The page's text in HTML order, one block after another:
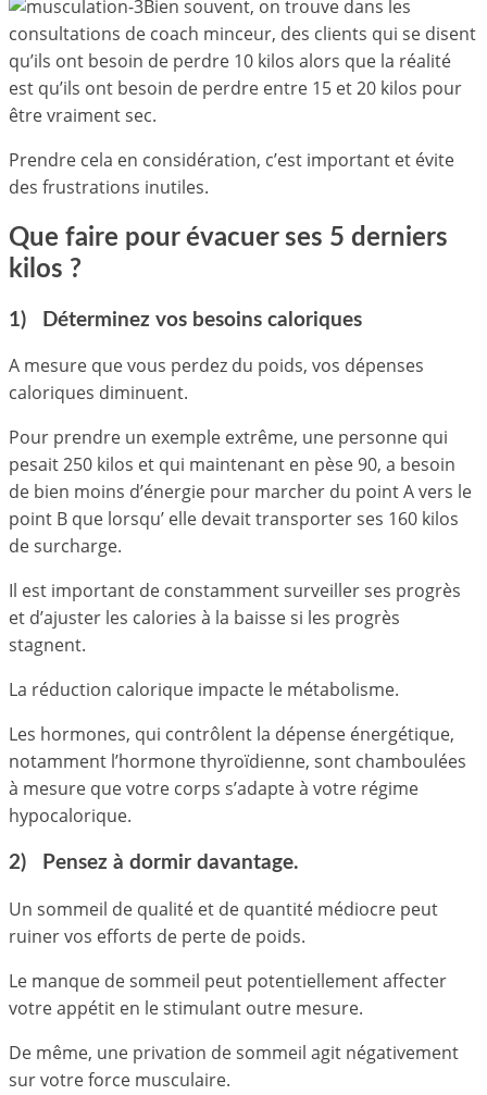
Bien souvent, on trouve dans les
consultations de coach minceur, des clients qui se disent
qu’ils ont besoin de perdre 10 kilos alors que la réalité
est qu’ils ont besoin de perdre entre 15 et 20 kilos pour
être vraiment sec.
Prendre cela en considération, c’est important et évite
des frustrations inutiles.
Que faire pour évacuer ses 5 derniers
kilos ?
1) Déterminez vos besoins caloriques
A mesure que vous perdez du poids, vos dépenses
caloriques diminuent.
Pour prendre un exemple extrême, une personne qui
pesait 250 kilos et qui maintenant en pèse 90, a besoin
de bien moins d’énergie pour marcher du point A vers le
point B que lorsqu’ elle devait transporter ses 160 kilos
de surcharge.
Il est important de constamment surveiller ses progrès
et d’ajuster les calories à la baisse si les progrès
stagnent.
La réduction calorique impacte le métabolisme.
Les hormones, qui contrôlent la dépense énergétique,
notamment l’hormone thyroïdienne, sont chamboulées
à mesure que votre corps s’adapte à votre régime
hypocalorique.
2) Pensez à dormir davantage.
Un sommeil de qualité et de quantité médiocre peut
ruiner vos efforts de perte de poids.
Le manque de sommeil peut potentiellement affecter
votre appétit en le stimulant outre mesure.
De même, une privation de sommeil agit négativement
sur votre force musculaire.